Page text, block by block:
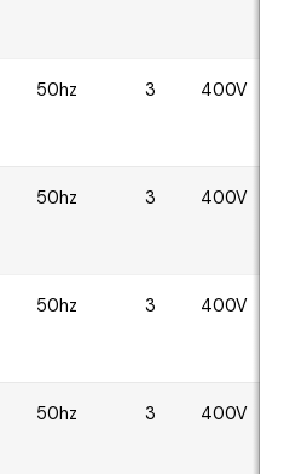
50hz 3 400V
50hz 3 400V
50hz 3 400V
50hz 3 400V